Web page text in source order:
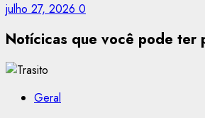
julho 27, 2026 0
Notícicas que você pode ter
Geral